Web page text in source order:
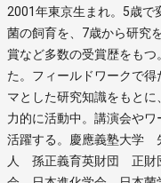
2001年東京生まれ。5歳で
菌の飼育を、7歳から研究
賞など多数の受賞歴をも
た。フィールドワークで
マとした研究知識をもと
力的に活動中。講演会やワ
活躍する。慶應義塾大学
人 孫正義育英財団 正財